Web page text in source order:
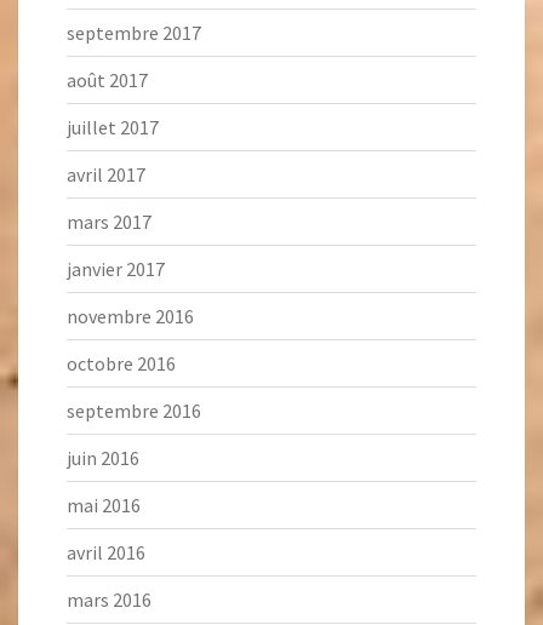
septembre 2017
août 2017
juillet 2017
avril 2017
mars 2017
janvier 2017
novembre 2016
octobre 2016
septembre 2016
juin 2016
mai 2016
avril 2016
mars 2016